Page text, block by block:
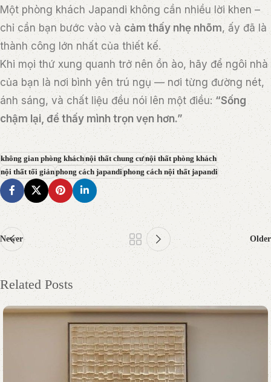
Một phòng khách Japandi không cần nhiều lời khen –
chỉ cần bạn bước vào và cảm thấy nhẹ nhõm, ấy đã là
thành công lớn nhất của thiết kế.
Khi mọi thứ xung quanh trở nên ồn ào, hãy để ngôi nhà
của bạn là nơi bình yên trú ngụ — nơi từng đường nét,
ánh sáng, và chất liệu đều nói lên một điều:“Sống
chậm lại, để thấy mình trọn vẹn hơn.”
không gian phòng kháchnội thất chung cưnội thất phòng khách
nội thất tối giảnphong cách japandiphong cách nội thất japandi
Newer Older
Related Posts